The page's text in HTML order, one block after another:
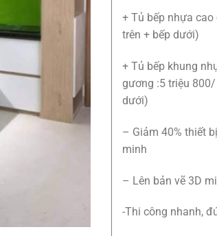
+ Tủ bếp nhựa
trên + bếp dưới)
+ Tủ bếp khung
gương :5 triệu
dưới)
– Giảm 40% thiết
minh
– Lên bản vẽ 3D
-Thi công nhanh,